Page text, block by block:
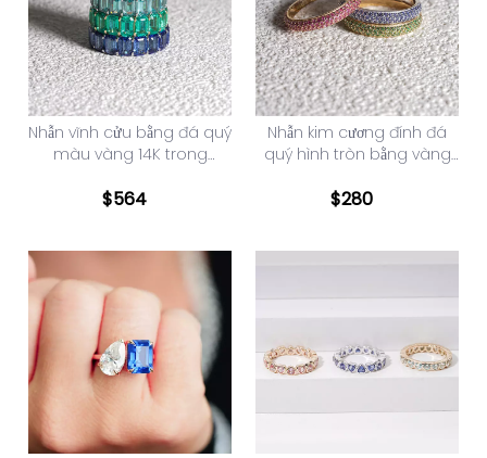
Nhẫn vĩnh cửu bằng đá quý
màu vàng 14K trong
$564
Nhẫn kim cương đính đá
quý hình tròn bằng vàng
$280